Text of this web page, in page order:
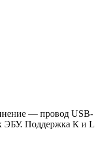
— провод USB-
ЭБУ. Поддержка К и L